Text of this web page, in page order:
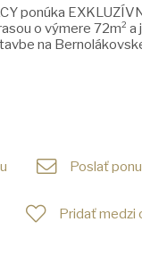
ponúka
o výmere 72m²
na
Poslať
Pridať medzi